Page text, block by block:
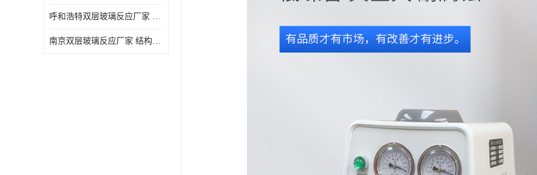
呼和浩特双层玻璃反应厂家 转速恒定 空载不宜高速运转
南京双层玻璃反应厂家 结构紧凑 可连续工作 可做加热反应